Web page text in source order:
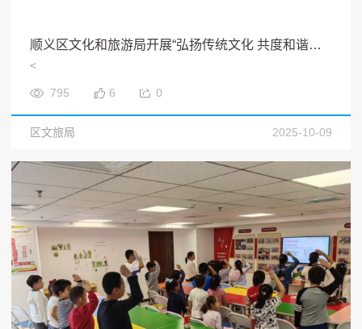
顺义区文化和旅游局开展“弘扬传统文化 共度和谐中秋”践行社会主义核心价值观主题宣教活动
<
795 6 0
2025-10-09
区文旅局